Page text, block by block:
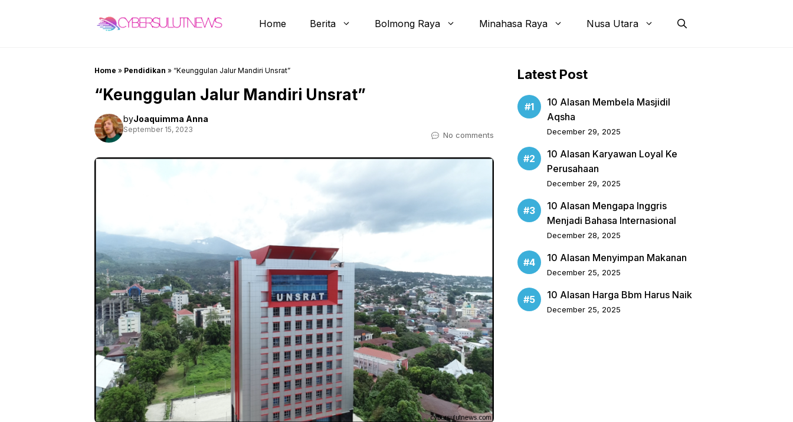
Home Berita Bolmong Raya Minahasa Raya Nusa Utara
Home » Pendidikan » “Keunggulan Jalur Mandiri Unsrat”
“Keunggulan Jalur Mandiri Unsrat”
byJoaquimma Anna
September 15, 2023
No comments
Latest Post
10 Alasan Membela Masjidil
Aqsha
December 29, 2025
10 Alasan Karyawan Loyal Ke
Perusahaan
December 29, 2025
10 Alasan Mengapa Inggris
Menjadi Bahasa Internasional
December 28, 2025
10 Alasan Menyimpan Makanan
December 25, 2025
10 Alasan Harga Bbm Harus Naik
December 25, 2025